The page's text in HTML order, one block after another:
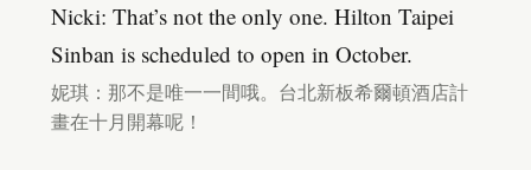
Nicki: That’s not the only one. Hilton Taipei
Sinban is scheduled to open in October.
妮琪：那不是唯一一間哦。台北新板希爾頓酒店計
畫在十月開幕呢！